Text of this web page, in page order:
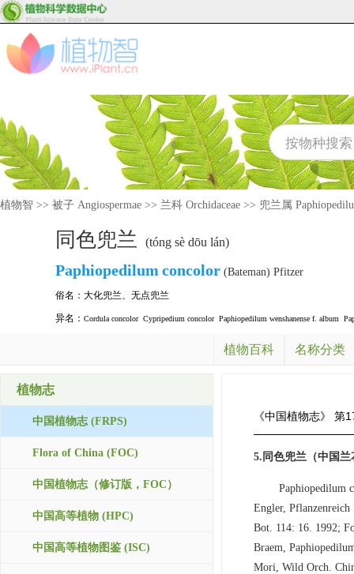
植物智 >> 被子 Angiospermae >> 兰科 Orchidaceae >> 兜兰属
同色兜兰 (tóng sè dōu lán)
Paphiopedilum concolor (Bateman) Pfitzer
俗名： 大化兜兰、 无点兜兰
异名： Cordula concolor Cypripedium concolor Paphiopedilum wenshanense f. album
植物百科 名称分类
植物志
中国植物志 (FRPS)
Flora of China (FOC)
中国植物志（修订版，FOC）
中国高等植物 (HPC)
中国高等植物图鉴 (ISC)
《中国植物志》 第
5.同色兜兰（中国兰
Paphiopedilum
Engler,
Bot. 114: 16. 1992;
Braem,
Mori, Wild Orch.